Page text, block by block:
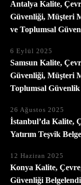
Antalya Kalite,
Güvenliği, Müşteri
ve Toplumsal
6 Eylül 2025
Samsun Kalite,
Güvenliği, Müşteri
Toplumsal
26 Ağustos 2025
İstanbul’da Kalite,
Yatırım Teşvik
12 Haziran 2025
Konya Kalite,
Güvenliği